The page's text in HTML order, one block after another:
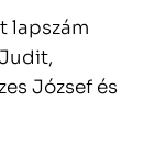
lapszám
József és